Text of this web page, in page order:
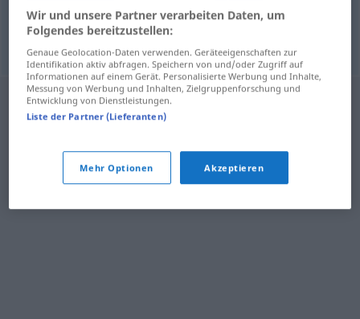
acuityof colo(u)rperception Farbtüchtigkeit
der Ergonomie
Wir und unsere Partner verarbeiten Daten, um
Folgendes bereitzustellen:
Genaue Geolocation-Daten verwenden. Geräteeigenschaften zur
Identifikation aktiv abfragen. Speichern von und/oder Zugriff auf
Informationen auf einem Gerät. Personalisierte Werbung und Inhalte,
Messung von Werbung und Inhalten, Zielgruppenforschung und
Entwicklung von Dienstleistungen.
Liste der Partner (Lieferanten)
Mehr Optionen Akzeptieren